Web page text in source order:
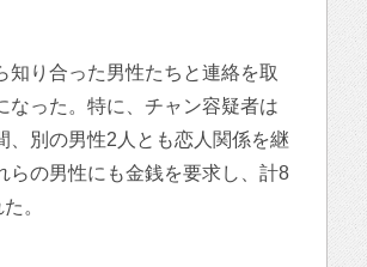
知り合った男性たちと連絡を取
なった。特に、チャン容疑者は
、別の男性2人とも恋人関係を継
らの男性にも金銭を要求し、計8
。